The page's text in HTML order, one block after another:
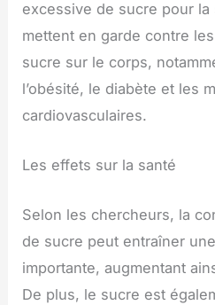
excessive de sucre pour la
mettent en garde contre
sucre sur le corps,
l’obésité, le diabète et les
cardiovasculaires.
Les effets sur la santé
Selon les chercheurs, la
de sucre peut entraîner
importante, augmentant
De plus, le sucre est